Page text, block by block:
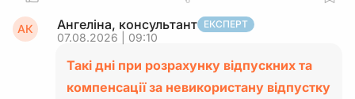
АК Ангеліна, консультант ЕКСПЕРТ
07.08.2026 | 09:10
Такі дні при розрахунку відпускних та
компенсації за невикористану відпустку